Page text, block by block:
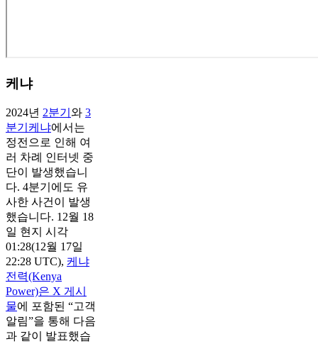
케냐
2024년 2분기 와 3
분기 케냐에서는
정전으로 인해 여
러 차례 인터넷 중
단이 발생했습니
다. 4분기에도 유
사한 사건이 발생
했습니다. 12월 18
일 현지 시각
01:28(12월 17일
22:28 UTC), 케냐
전력(Kenya
Power)은 X 게시
물에 포함된 “고객
알림”을 통해 다음
과 같이 발표했습